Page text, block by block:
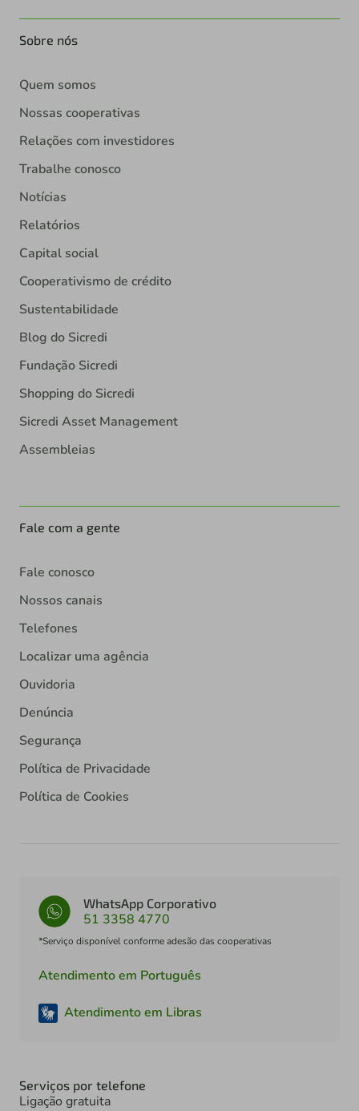
Sobre nós
Quem somos
Nossas cooperativas
Relações com investidores
Trabalhe conosco
Notícias
Relatórios
Capital social
Cooperativismo de crédito
Sustentabilidade
Blog do Sicredi
Fundação Sicredi
Shopping do Sicredi
Sicredi Asset Management
Assembleias
Fale com a gente
Fale conosco
Nossos canais
Telefones
Localizar uma agência
Ouvidoria
Denúncia
Segurança
Política de Privacidade
Política de Cookies
WhatsApp Corporativo
51 3358 4770
*Serviço disponível conforme adesão das cooperativas
Atendimento em Português
Atendimento em Libras
Serviços por telefone
Ligação gratuita